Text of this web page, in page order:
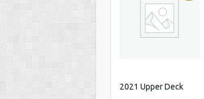
2021 Upper Deck